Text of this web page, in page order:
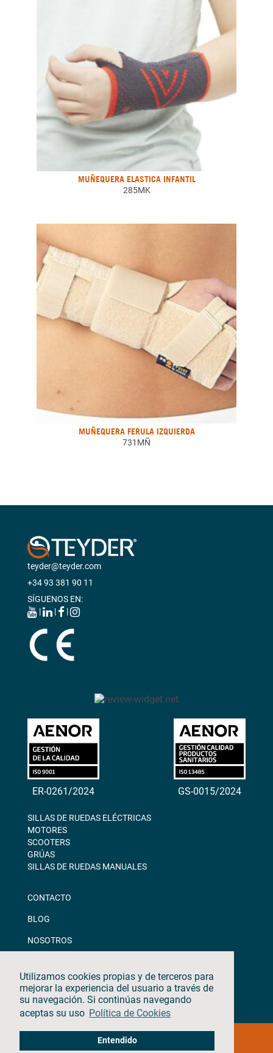
Utilizamos cookies propias y de terceros para
mejorar la experiencia del usuario a través de
su navegación. Si continúas navegando
aceptas su uso Política de Cookies
Entendido
MUÑEQUERA ELASTICA INFANTIL
285MK
MUÑEQUERA FERULA IZQUIERDA
731MÑ
teyder@teyder.com
+34 93 381 90 11
SÍGUENOS EN:
|
| |
ER-0261/2024 GS-0015/2024
SILLAS DE RUEDAS ELÉCTRICAS
MOTORES
SCOOTERS
GRÚAS
SILLAS DE RUEDAS MANUALES
CONTACTO
BLOG
NOSOTROS
CANAL ÉTICO
©2026 · TEYDER · Todos los derechos reservados